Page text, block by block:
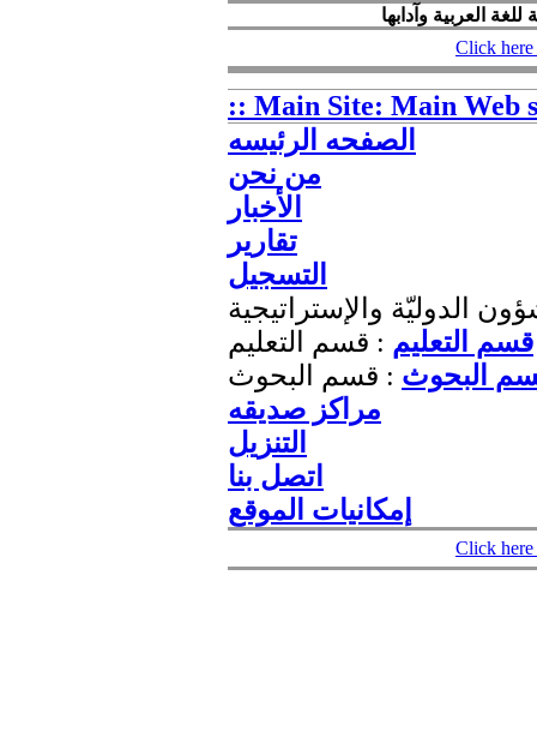
Click
:: Main Site: Main Web
الصفحه الرئیسه
من نحن
الأخبار
تقاریر
التسجیل
الدوليّة والإستراتيجية
قسم التعلیم : قسم التعليم
البحوث : قسم البحوث
مراکز صدیقه
التنزیل
اتصل بنا
إمکانیات الموقع
Click